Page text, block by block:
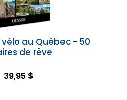
au Québec - 50
de rêve
39,95 $